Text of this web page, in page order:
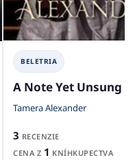
BELETRIA
A Note Yet Unsung
Tamera Alexander
3 RECENZIE
CENA Z 1 KNÍHKUPECTVA